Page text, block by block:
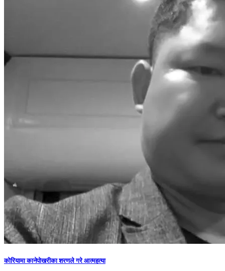
कोरियामा कानेपोखरीका शरणले गरे आत्महत्या